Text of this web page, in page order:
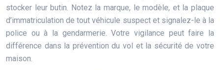
stocker leur butin. Notez la marque, le modèle, et la plaque
d’immatriculation de tout véhicule suspect et signalez-le à la
police ou à la gendarmerie. Votre vigilance peut faire la
différence dans la prévention du vol et la sécurité de votre
maison.